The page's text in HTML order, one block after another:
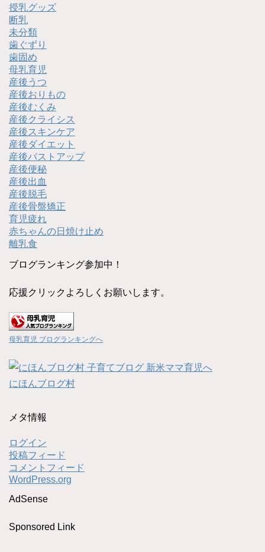
授乳グッズ
断乳
未分類
歯ぐずり
歯固め
母乳育児
産後うつ
産後おりもの
産後むくみ
産後クライシス
産後スキンケア
産後ダイエット
産後バストアップ
産後便秘
産後出血
産後脱毛
産後骨盤矯正
育児疲れ
赤ちゃんの日焼け止め
離乳食
ブログランキング参加中！
応援クリックよろしくお願いします。
母乳育児 ブログランキングへ
にほんブログ村
メタ情報
ログイン
投稿フィード
コメントフィード
WordPress.org
AdSense
Sponsored Link